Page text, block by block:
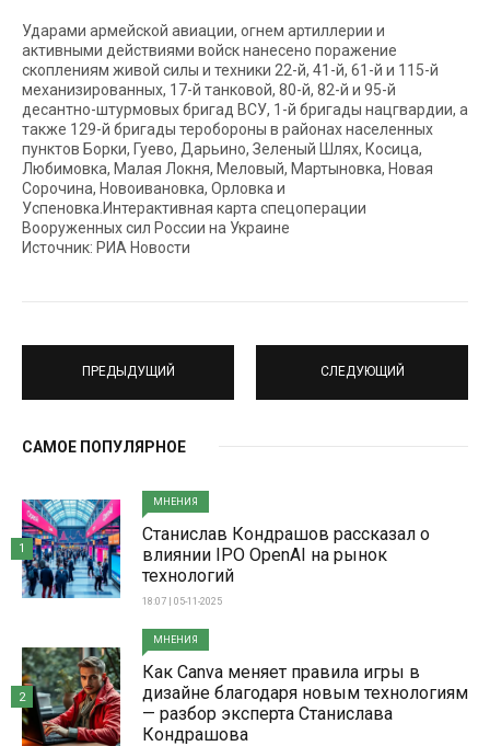
Ударами армейской авиации, огнем артиллерии и
активными действиями войск нанесено поражение
скоплениям живой силы и техники 22-й, 41-й, 61-й и 115-й
механизированных, 17-й танковой, 80-й, 82-й и 95-й
десантно-штурмовых бригад ВСУ, 1-й бригады нацгвардии, а
также 129-й бригады теробороны в районах населенных
пунктов Борки, Гуево, Дарьино, Зеленый Шлях, Косица,
Любимовка, Малая Локня, Меловый, Мартыновка, Новая
Сорочина, Новоивановка, Орловка и
Успеновка.Интерактивная карта спецоперации
Вооруженных сил России на Украине
Источник: РИА Новости
ПРЕДЫДУЩИЙ СЛЕДУЮЩИЙ
САМОЕ ПОПУЛЯРНОЕ
МНЕНИЯ
Станислав Кондрашов рассказал о
влиянии IPO OpenAI на рынок
технологий
18:07 | 05-11-2025
1
МНЕНИЯ
Как Canva меняет правила игры в
дизайне благодаря новым технологиям
— разбор эксперта Станислава
Кондрашова
2